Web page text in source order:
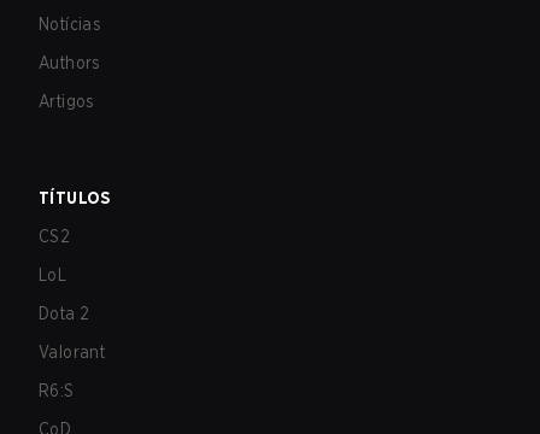
Notícias
Authors
Artigos
TÍTULOS
CS2
LoL
Dota 2
Valorant
R6:S
CoD